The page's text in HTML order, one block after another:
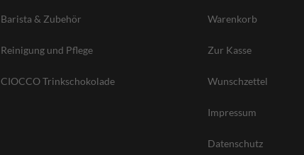
Barista & Zubehör
Reinigung und Pflege
CIOCCO Trinkschokolade
Warenkorb
Zur Kasse
Wunschzettel
Impressum
Datenschutz